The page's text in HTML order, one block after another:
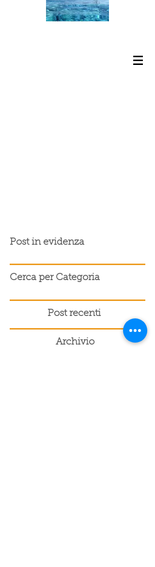
Post in evidenza
Cerca per Categoria
Post recenti
Archivio